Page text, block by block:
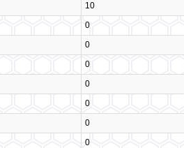
10
0
0
0
0
0
0
0